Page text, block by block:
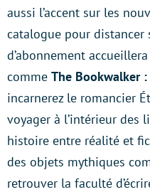
aussi l’accent sur les
catalogue pour distancer
d’abonnement
comme The Bookwalker
incarnerez le romancier
voyager à l’intérieur des
histoire entre réalité et
des objets mythiques
retrouver la faculté